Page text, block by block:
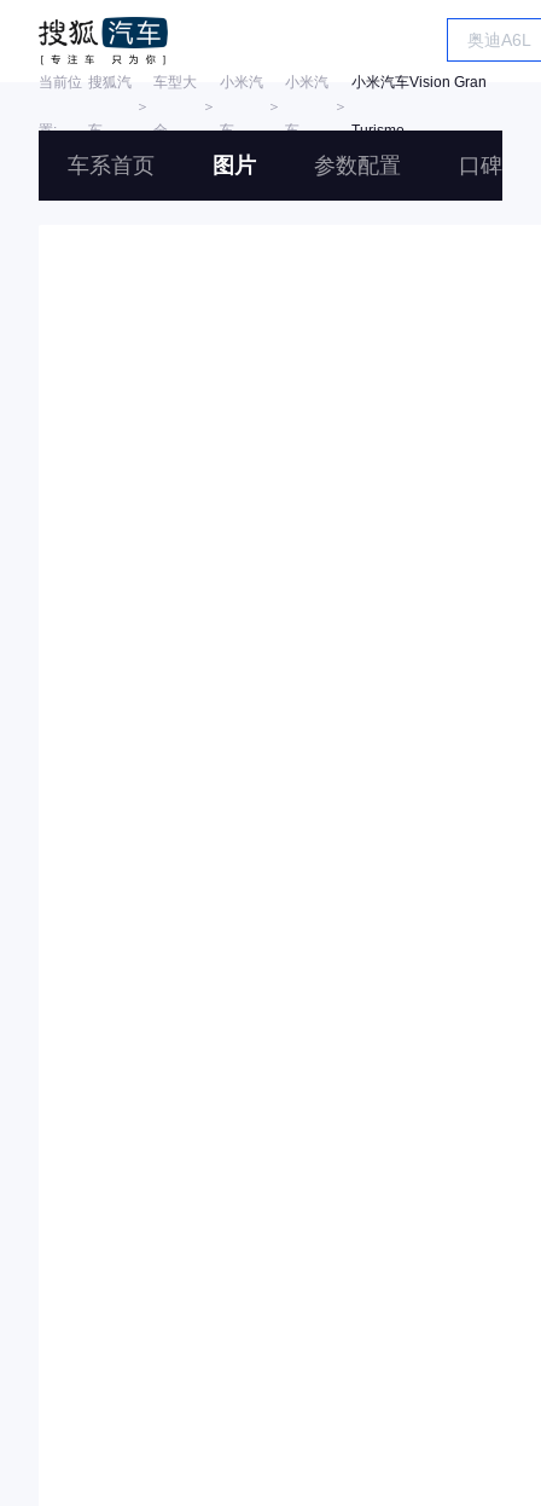
当前位
置:
搜狐汽
车
＞
车型大
全
＞
小米汽
车
＞
小米汽
车
＞
小米汽车Vision Gran
Turismo
车系首页 图片 参数配置 口碑